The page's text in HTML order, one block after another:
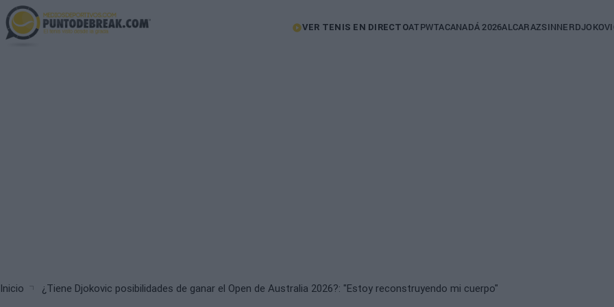
Skip
to
main
Main
VER TENIS EN DIRECTOATPWTACANADÁ 2026ALCARAZSINNER
Breadcrumb
Inicio ¿Tiene Djokovic posibilidades de ganar el Open de Australia 2026?: "Estoy reconstruyendo mi cuerpo"